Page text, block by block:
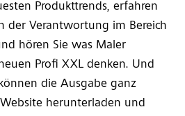
Produkttrends, erfahren
der Verantwortung im Bereich
hören Sie was Maler
Profi XXL denken. Und
die Ausgabe ganz
herunterladen und